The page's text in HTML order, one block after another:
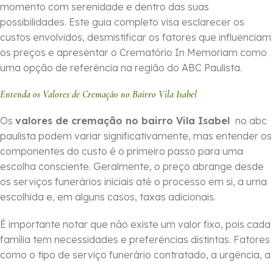
momento com serenidade e dentro das suas
possibilidades. Este guia completo visa esclarecer os
custos envolvidos, desmistificar os fatores que influenciam
os preços e apresentar o Crematório In Memoriam como
uma opção de referência na região do ABC Paulista.
Entenda os Valores de Cremação no Bairro Vila Isabel
Os valores de cremação no bairro Vila Isabel no abc
paulista podem variar significativamente, mas entender os
componentes do custo é o primeiro passo para uma
escolha consciente. Geralmente, o preço abrange desde
os serviços funerários iniciais até o processo em si, a urna
escolhida e, em alguns casos, taxas adicionais.
É importante notar que não existe um valor fixo, pois cada
família tem necessidades e preferências distintas. Fatores
como o tipo de serviço funerário contratado, a urgência, a